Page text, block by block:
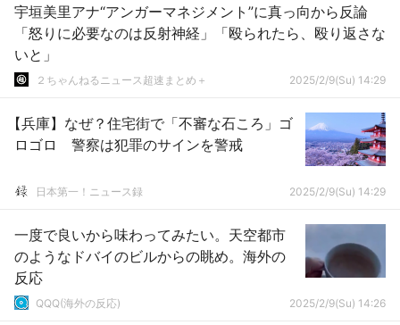
宇垣美里アナ“アンガーマネジメント”に真っ向から反論
「怒りに必要なのは反射神経」「殴られたら、殴り返さな
いと」
２ちゃんねるニュース超速まとめ＋ 2025/2/9(Su) 14:29
【兵庫】なぜ？住宅街で「不審な石ころ」ゴ
ロゴロ 警察は犯罪のサインを警戒
日本第一！ニュース録 2025/2/9(Su) 14:29
一度で良いから味わってみたい。天空都市
のようなドバイのビルからの眺め。海外の
反応
QQQ(海外の反応) 2025/2/9(Su) 14:26